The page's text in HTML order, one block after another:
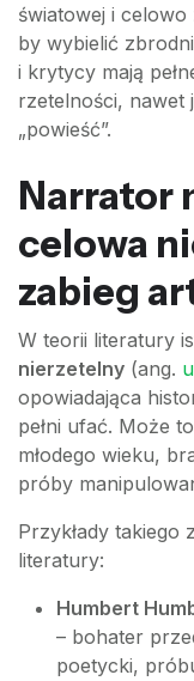
światowej i
by wybielić
i krytycy mają
rzetelności, nawet
„powieść”.
Narrator
celowa
zabieg
W teorii literatury
nierzetelny (ang.
opowiadająca
pełni ufać. Może
młodego wieku,
próby
Przykłady takiego
literatury:
Humbert
– bohater
poetycki,